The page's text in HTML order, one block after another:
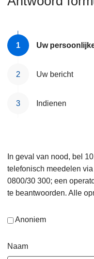
Uw
Uw bericht
Indienen
In geval van nood, bel
telefonisch meedelen
0800/30 300; een
te beantwoorden. Alle
Anoniem
Naam